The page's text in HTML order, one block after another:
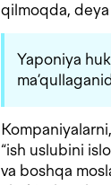
qilmoqda, deya
Yaponiya
“ish uslubini
va boshqa